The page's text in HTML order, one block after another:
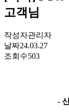
고객님
작성자관리자
날짜24.03.27
조회수503
-